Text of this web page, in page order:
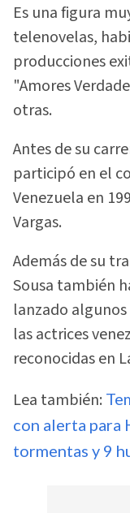
Es una figura
telenovelas,
producciones
"Amores
otras.
Antes de su
participó en el
Venezuela en
Vargas.
Además de su
Sousa también
lanzado
las actrices
reconocidas en
Lea también:
con alerta para
tormentas y 9